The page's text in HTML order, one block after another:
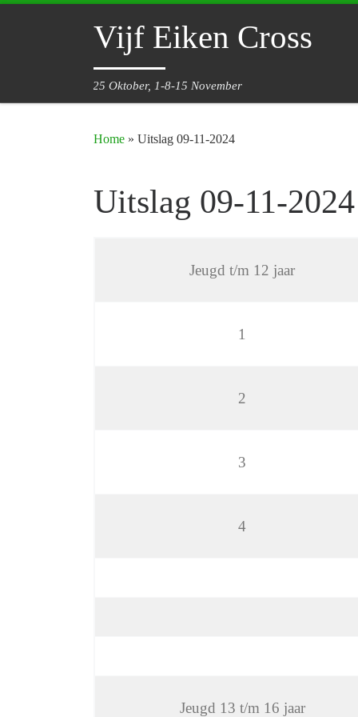
Ga naar inhoudVijf Eiken Cross
25 Oktober, 1-8-15 November
Home » Uitslag 09-11-2024
Uitslag 09-11-2024
Jeugd t/m 12 jaar
1
2
3
4
Jeugd 13 t/m 16 jaar